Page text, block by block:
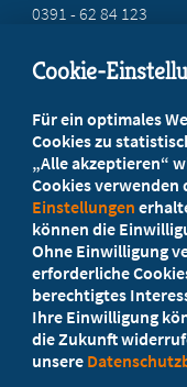
0391 - 62 84 123
Ihr Landesverband
Werden Sie
5
Cookie-
Für ein optimales
Cookies zu
„Alle akzeptieren“
Cookies verwenden
Einstellungen
können die
Ohne Einwilligung
erforderliche
berechtigtes
Ihre Einwilligung
die Zukunft
unsere